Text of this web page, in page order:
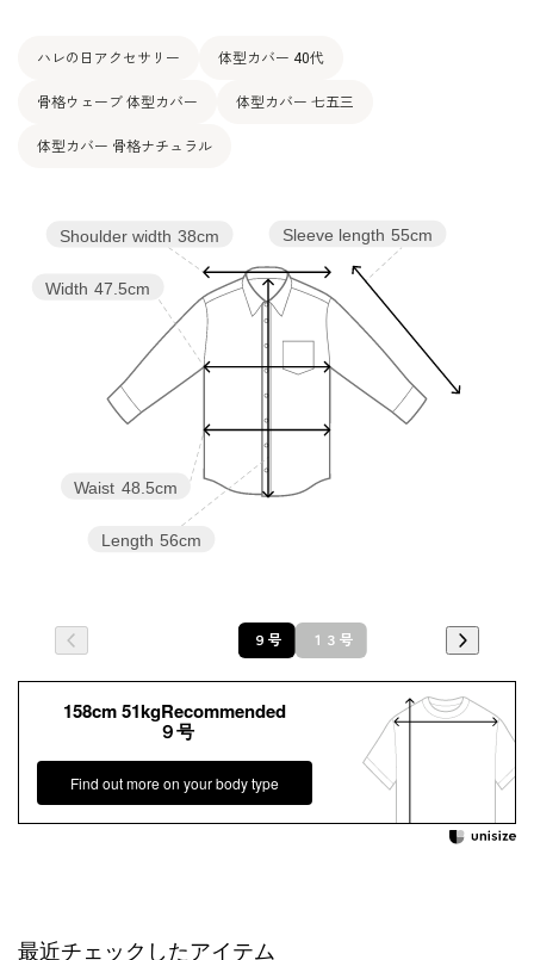
ハレの日アクセサリー 体型カバー 40代
骨格ウェーブ 体型カバー 体型カバー 七五三
体型カバー 骨格ナチュラル
Sleeve length 55cm
Length 56cm
Waist 48.5cm
Width 47.5cm
Shoulder width 38cm
９号 １３号
158cm 51kgRecommended
９号
Find out more on your body type
最近チェックしたアイテム